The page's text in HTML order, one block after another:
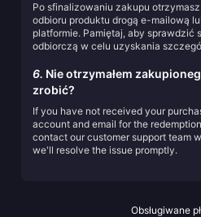
Po sfinalizowaniu zakupu
odbioru produktu drogą e-mailową
platformie. Pamiętaj, aby sprawdzić
odbiorczą w celu uzyskania
6. Nie otrzymałem
zrobić?
If you have not received your
account and email for the
contact our customer support team
we'll resolve the issue promptly.
Obsługiwane